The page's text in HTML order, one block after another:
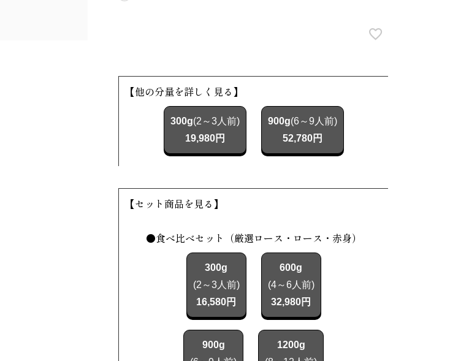
【他の分量を詳しく見る】
300g(2～3人前)
19,980円
900g(6～9人前)
52,780円
【セット商品を見る】
●食べ比べセット（厳選ロース・ロース・赤身）
300g
(2～3人前)
16,580円
600g
(4～6人前)
32,980円
900g
1200g